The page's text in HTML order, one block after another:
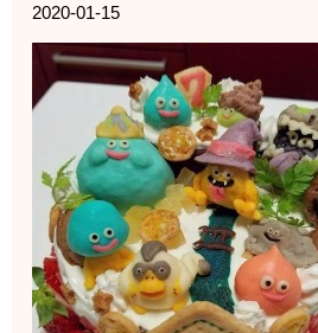
2020-01-15